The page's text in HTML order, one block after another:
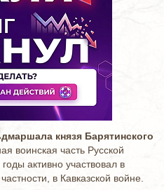
князя Барятинского
воинская часть Русской
активно участвовал в
в Кавказской войне.